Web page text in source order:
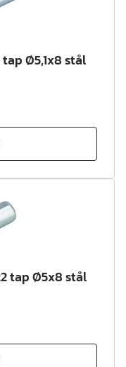
Ø5,1x8 stål
tap Ø5x8 stål